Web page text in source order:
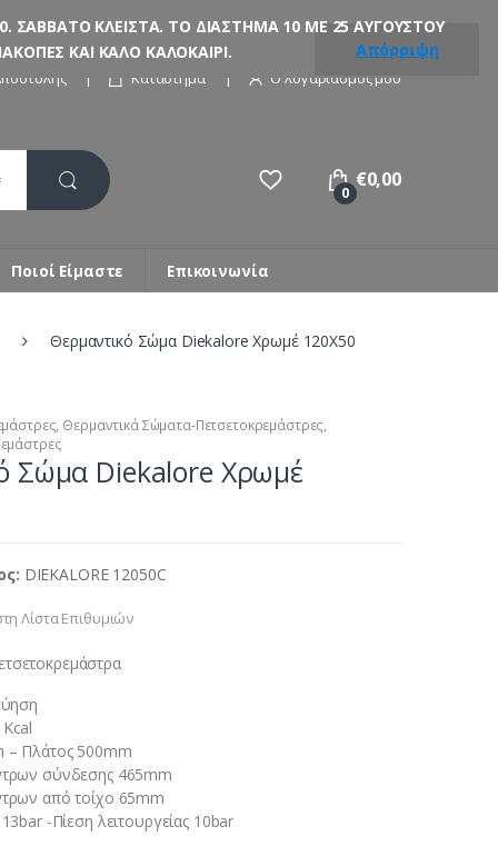
Κατάστημα Ο λογαριασμός μου
0
€0,00
Ποιοί Είμαστε Επικοινωνία
Θερμαντικό Σώμα Diekalore Χρωμέ 120X50
, Θερμαντικά Σώματα-Πετσετοκρεμάστρες,
Σώμα Diekalore Χρωμέ
DIEKALORE 12050C
Λίστα Επιθυμιών
– Πλάτος 500mm
σύνδεσης 465mm
από τοίχο 65mm
-Πίεση λειτουργείας 10bar
ΚΛΕΙΣΤΑ. ΤΟ ΔΙΑΣΤΗΜΑ 10 ΜΕ 25 ΑΥΓΟΥΣΤΟΥ
ΚΑΙ ΚΑΛΟ ΚΑΛΟΚΑΙΡΙ.
Απόρριψη